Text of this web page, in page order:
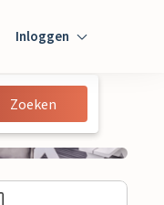
Inloggen
Inloggen
Gast
Zoeken